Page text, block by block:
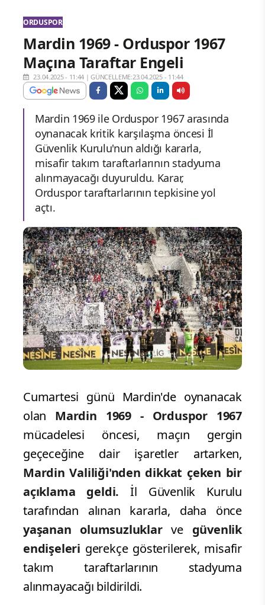
ORDUSPOR
Mardin 1969 - Orduspor 1967
Maçına Taraftar Engeli
23.04.2025 - 11:44 |GÜNCELLEME:23.04.2025 - 11:44
Mardin 1969 ile Orduspor 1967 arasında
oynanacak kritik karşılaşma öncesi İl
Güvenlik Kurulu'nun aldığı kararla,
misafir takım taraftarlarının stadyuma
alınmayacağı duyuruldu. Karar,
Orduspor taraftarlarının tepkisine yol
açtı.
Cumartesi günü Mardin'de oynanacak
olan Mardin 1969 - Orduspor 1967
mücadelesi öncesi, maçın gergin
geçeceğine dair işaretler artarken,
Mardin Valiliği'nden dikkat çeken bir
açıklama geldi. İl Güvenlik Kurulu
tarafından alınan kararla, daha önce
yaşanan olumsuzluklarve güvenlik
endişeleri gerekçe gösterilerek, misafir
takım taraftarlarının stadyuma
alınmayacağı bildirildi.